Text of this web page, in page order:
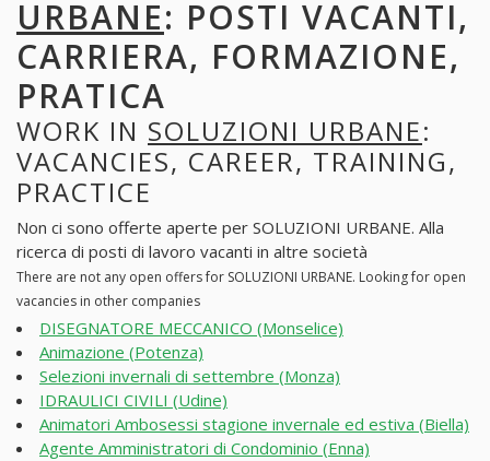
URBANE: POSTI VACANTI,
CARRIERA, FORMAZIONE,
PRATICA
WORK IN SOLUZIONI URBANE:
VACANCIES, CAREER, TRAINING,
PRACTICE
Non ci sono offerte aperte per SOLUZIONI URBANE. Alla
ricerca di posti di lavoro vacanti in altre società
There are not any open offers for SOLUZIONI URBANE. Looking for open
vacancies in other companies
DISEGNATORE MECCANICO (Monselice)
Animazione (Potenza)
Selezioni invernali di settembre (Monza)
IDRAULICI CIVILI (Udine)
Animatori Ambosessi stagione invernale ed estiva (Biella)
Agente Amministratori di Condominio (Enna)